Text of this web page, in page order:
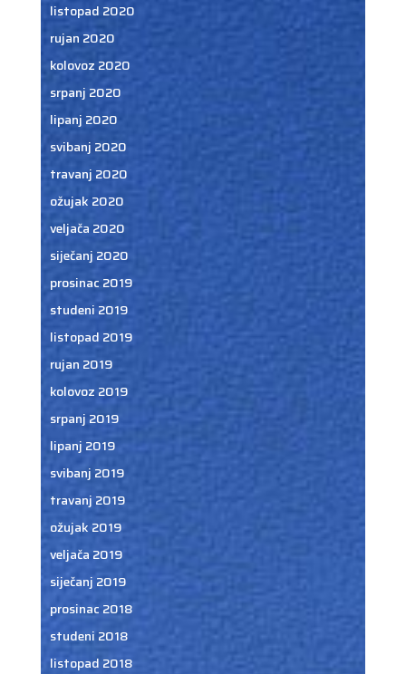
listopad 2020
rujan 2020
kolovoz 2020
srpanj 2020
lipanj 2020
svibanj 2020
travanj 2020
ožujak 2020
veljača 2020
siječanj 2020
prosinac 2019
studeni 2019
listopad 2019
rujan 2019
kolovoz 2019
srpanj 2019
lipanj 2019
svibanj 2019
travanj 2019
ožujak 2019
veljača 2019
siječanj 2019
prosinac 2018
studeni 2018
listopad 2018